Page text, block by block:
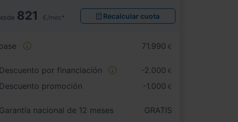
821 €/mes* Recalcular cuota
71.990 €
Descuento por financiación -2.000 €
Descuento promoción -1.000 €
Garantía nacional de 12 meses GRATIS